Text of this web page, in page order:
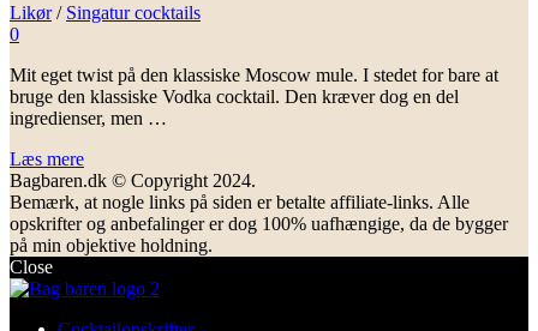
Likør/ Singatur cocktails
0
Mit eget twist på den klassiske Moscow mule. I stedet for bare at
bruge den klassiske Vodka cocktail. Den kræver dog en del
ingredienser, men …
Læs mere
Bagbaren.dk © Copyright 2024.
Bemærk, at nogle links på siden er betalte affiliate-links. Alle
opskrifter og anbefalinger er dog 100% uafhængige, da de bygger
på min objektive holdning.
Close